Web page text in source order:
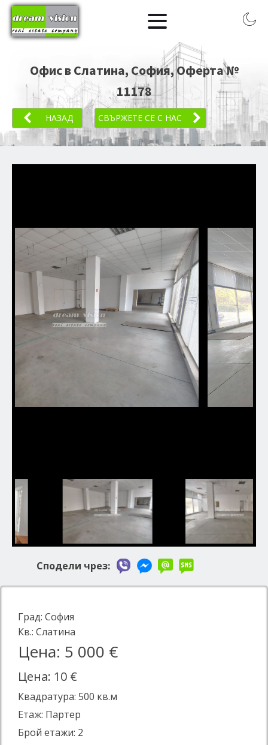
Офис в Слатина, София, Оферта №
11178
НАЗАД СВЪРЖЕТЕ СЕ С НАС
Сподели чрез:
Град: София
Кв.: Слатина
Цена: 5 000 €
Цена: 10 €
Квадратура: 500 кв.м
Етаж: Партер
Брой етажи: 2